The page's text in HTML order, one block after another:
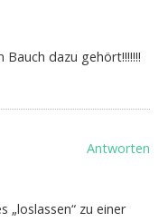
dazu gehört!!!!!!!
Antworten
„loslassen“ zu einer